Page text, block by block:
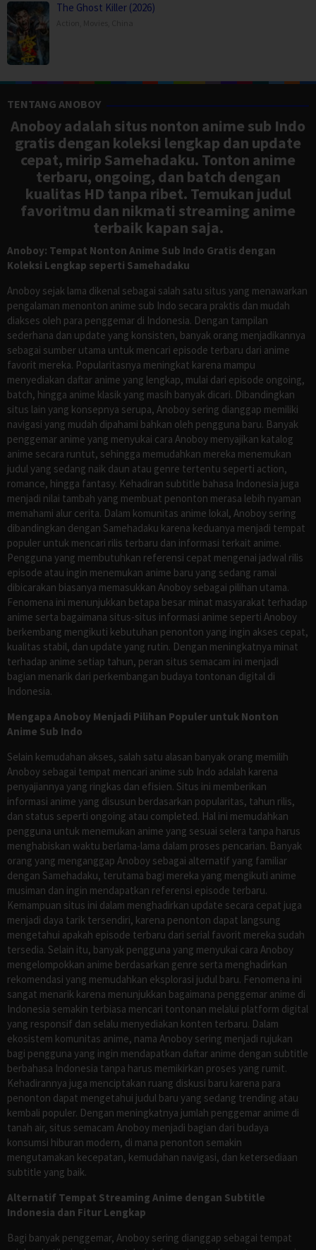
The Ghost Killer (2026)
TENTANG ANOBOY
Anoboy adalah situs nonton anime sub Indo
gratis dengan koleksi lengkap dan update
cepat, mirip Samehadaku. Tonton anime
terbaru, ongoing, dan batch dengan
kualitas HD tanpa ribet. Temukan judul
favoritmu dan nikmati streaming anime
terbaik kapan saja.
Anoboy: Tempat Nonton Anime Sub Indo Gratis dengan
Koleksi Lengkap seperti Samehadaku
Anoboy sejak lama dikenal sebagai salah satu situs yang menawarkan
pengalaman menonton anime sub Indo secara praktis dan mudah
diakses oleh para penggemar di Indonesia. Dengan tampilan
sederhana dan update yang konsisten, banyak orang menjadikannya
sebagai sumber utama untuk mencari episode terbaru dari anime
favorit mereka. Popularitasnya meningkat karena mampu
menyediakan daftar anime yang lengkap, mulai dari episode ongoing,
batch, hingga anime klasik yang masih banyak dicari. Dibandingkan
situs lain yang konsepnya serupa, Anoboy sering dianggap memiliki
navigasi yang mudah dipahami bahkan oleh pengguna baru. Banyak
penggemar anime yang menyukai cara Anoboy menyajikan katalog
anime secara runtut, sehingga memudahkan mereka menemukan
judul yang sedang naik daun atau genre tertentu seperti action,
romance, hingga fantasy. Kehadiran subtitle bahasa Indonesia juga
menjadi nilai tambah yang membuat penonton merasa lebih nyaman
memahami alur cerita. Dalam komunitas anime lokal, Anoboy sering
dibandingkan dengan Samehadaku karena keduanya menjadi tempat
populer untuk mencari rilis terbaru dan informasi terkait anime.
Pengguna yang membutuhkan referensi cepat mengenai jadwal rilis
episode atau ingin menemukan anime baru yang sedang ramai
dibicarakan biasanya memasukkan Anoboy sebagai pilihan utama.
Fenomena ini menunjukkan betapa besar minat masyarakat terhadap
anime serta bagaimana situs-situs informasi anime seperti Anoboy
berkembang mengikuti kebutuhan penonton yang ingin akses cepat,
kualitas stabil, dan update yang rutin. Dengan meningkatnya minat
terhadap anime setiap tahun, peran situs semacam ini menjadi
bagian menarik dari perkembangan budaya tontonan digital di
Indonesia.
Mengapa Anoboy Menjadi Pilihan Populer untuk Nonton
Anime Sub Indo
Selain kemudahan akses, salah satu alasan banyak orang memilih
Anoboy sebagai tempat mencari anime sub Indo adalah karena
penyajiannya yang ringkas dan efisien. Situs ini memberikan
informasi anime yang disusun berdasarkan popularitas, tahun rilis,
dan status seperti ongoing atau completed. Hal ini memudahkan
pengguna untuk menemukan anime yang sesuai selera tanpa harus
menghabiskan waktu berlama-lama dalam proses pencarian. Banyak
orang yang menganggap Anoboy sebagai alternatif yang familiar
dengan Samehadaku, terutama bagi mereka yang mengikuti anime
musiman dan ingin mendapatkan referensi episode terbaru.
Kemampuan situs ini dalam menghadirkan update secara cepat juga
menjadi daya tarik tersendiri, karena penonton dapat langsung
mengetahui apakah episode terbaru dari serial favorit mereka sudah
tersedia. Selain itu, banyak pengguna yang menyukai cara Anoboy
mengelompokkan anime berdasarkan genre serta menghadirkan
rekomendasi yang memudahkan eksplorasi judul baru. Fenomena ini
sangat menarik karena menunjukkan bagaimana penggemar anime di
Indonesia semakin terbiasa mencari tontonan melalui platform digital
yang responsif dan selalu menyediakan konten terbaru. Dalam
ekosistem komunitas anime, nama Anoboy sering menjadi rujukan
bagi pengguna yang ingin mendapatkan daftar anime dengan subtitle
berbahasa Indonesia tanpa harus memikirkan proses yang rumit.
Kehadirannya juga menciptakan ruang diskusi baru karena para
penonton dapat mengetahui judul baru yang sedang trending atau
kembali populer. Dengan meningkatnya jumlah penggemar anime di
tanah air, situs semacam Anoboy menjadi bagian dari budaya
konsumsi hiburan modern, di mana penonton semakin
mengutamakan kecepatan, kemudahan navigasi, dan ketersediaan
subtitle yang baik.
Alternatif Tempat Streaming Anime dengan Subtitle
Indonesia dan Fitur Lengkap
Bagi banyak penggemar, Anoboy sering dianggap sebagai tempat